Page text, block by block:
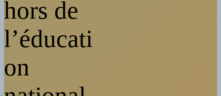
hors de
l’éducati
on